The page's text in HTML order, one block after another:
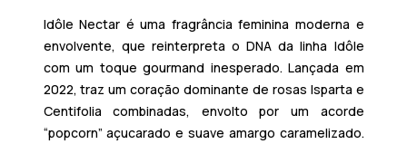
Idôle Nectar é uma fragrância feminina moderna e
envolvente, que reinterpreta o DNA da linha Idôle
com um toque gourmand inesperado. Lançada em
2022, traz um coração dominante de rosas Isparta e
Centifolia combinadas, envolto por um acorde
“popcorn” açucarado e suave amargo caramelizado.